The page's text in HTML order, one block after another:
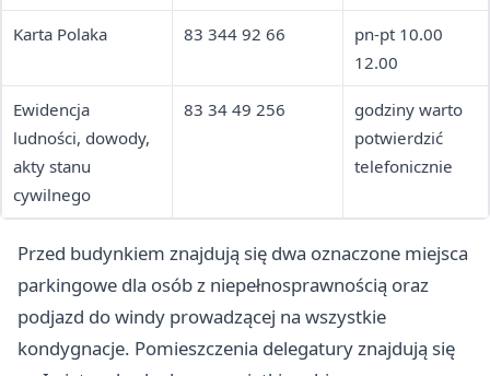
Karta Polaka 83 344 92 66
pn-pt 10.00
12.00
Ewidencja
ludności, dowody,
akty stanu
cywilnego
83 34 49 256
godziny warto
potwierdzić
telefonicznie
Przed budynkiem znajdują się dwa oznaczone miejsca
parkingowe dla osób z niepełnosprawnością oraz
podjazd do windy prowadzącej na wszystkie
kondygnacje. Pomieszczenia delegatury znajdują się